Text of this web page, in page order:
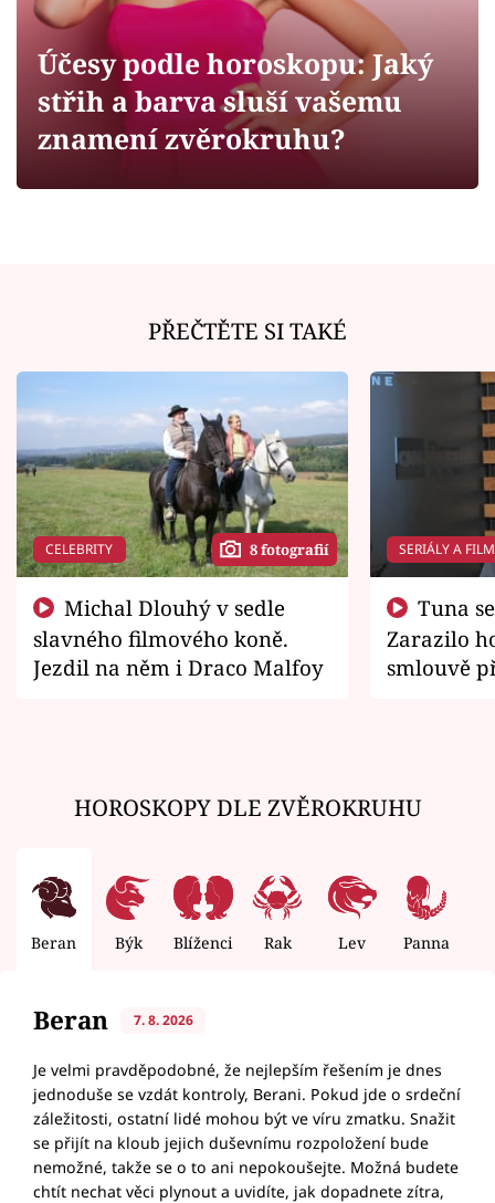
Sledujte prima+
Filmový festival Karlovy Vary
Sledujte nás
Účesy podle horoskopu: Jaký
střih a barva sluší vašemu
znamení zvěrokruhu?
PŘEČTĚTE SI TAKÉ
CELEBRITY 8 fotografií
slavného filmového koně.
Jezdil na něm i Draco Malfoy
SERIÁLY A
Zarazilo
smlouvě
HOROSKOPY DLE ZVĚROKRUHU
Beran Býk Blíženci Rak Lev Panna
Beran 7. 8. 2026
Je velmi pravděpodobné, že nejlepším řešením je dnes
jednoduše se vzdát kontroly, Berani. Pokud jde o srdeční
záležitosti, ostatní lidé mohou být ve víru zmatku. Snažit
se přijít na kloub jejich duševnímu rozpoložení bude
nemožné, takže se o to ani nepokoušejte. Možná budete
chtít nechat věci plynout a uvidíte, jak dopadnete zítra,